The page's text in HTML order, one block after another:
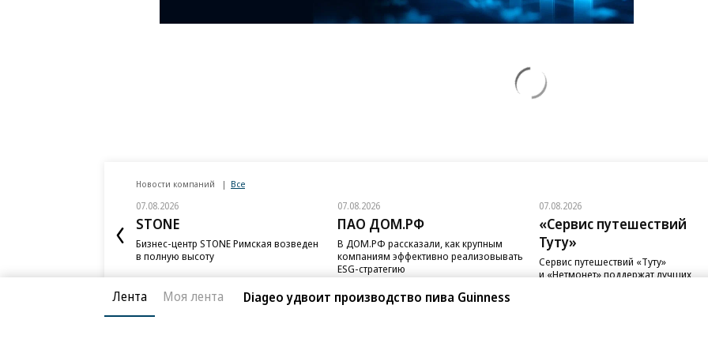
Новости компаний Все
07.08.2026
STONE
Бизнес-центр STONE Римская возведен
в полную высоту
07.08.2026
ПАО ДОМ.РФ
В ДОМ.РФ рассказали, как крупным
компаниям эффективно реализовывать
ESG-стратегию
07.08.2026
«Сервис путешествий
Туту»
Сервис путешествий «Туту»
и «Нетмонет» поддержат лучших
Лента Моя лента Diageo удвоит производство пива Guinness